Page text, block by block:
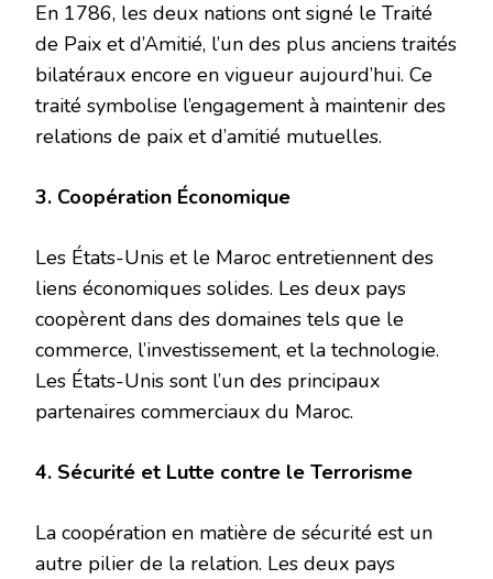
En 1786, les deux nations ont signé le Traité
de Paix et d’Amitié, l’un des plus anciens traités
bilatéraux encore en vigueur aujourd’hui. Ce
traité symbolise l’engagement à maintenir des
relations de paix et d’amitié mutuelles.
3. Coopération Économique
Les États-Unis et le Maroc entretiennent des
liens économiques solides. Les deux pays
coopèrent dans des domaines tels que le
commerce, l’investissement, et la technologie.
Les États-Unis sont l’un des principaux
partenaires commerciaux du Maroc.
4. Sécurité et Lutte contre le Terrorisme
La coopération en matière de sécurité est un
autre pilier de la relation. Les deux pays